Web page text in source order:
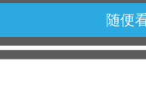
随便